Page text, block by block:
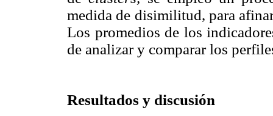
medida de disimilitud, para
Los promedios de los
de analizar y comparar los
Resultados y discusión